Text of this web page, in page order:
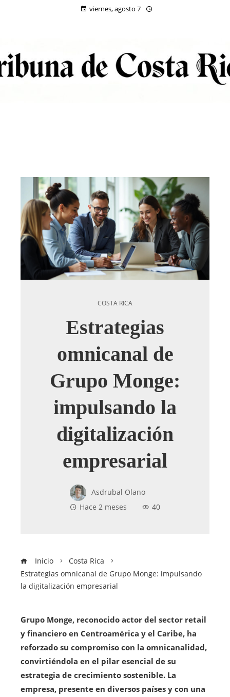
viernes, agosto 7
COSTA RICA
Estrategias
omnicanal de
Grupo Monge:
impulsando la
digitalización
empresarial
Asdrubal Olano
Hace 2 meses
40
Inicio
Costa Rica
Estrategias omnicanal de Grupo Monge: impulsando
la digitalización empresarial
Grupo Monge, reconocido actor del sector retail
y financiero en Centroamérica y el Caribe, ha
reforzado su compromiso con la omnicanalidad,
convirtiéndola en el pilar esencial de su
estrategia de crecimiento sostenible. La
empresa, presente en diversos países y con una